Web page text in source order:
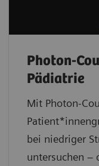
Photon-
Pädiatrie
Mit Photon-
bei niedriger
untersuchen –